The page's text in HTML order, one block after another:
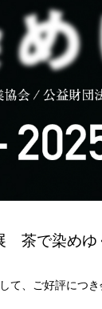
茶で染めゆ
、ご好評につき